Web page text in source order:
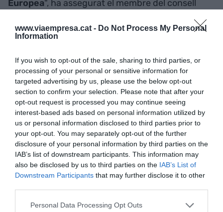
www.viaempresa.cat - Do Not Process My Personal
Information
If you wish to opt-out of the sale, sharing to third parties, or
processing of your personal or sensitive information for
targeted advertising by us, please use the below opt-out
section to confirm your selection. Please note that after your
opt-out request is processed you may continue seeing
interest-based ads based on personal information utilized by
us or personal information disclosed to third parties prior to
your opt-out. You may separately opt-out of the further
disclosure of your personal information by third parties on the
IAB’s list of downstream participants. This information may
also be disclosed by us to third parties on the IAB’s List of
Downstream Participants that may further disclose it to other
Personal Data Processing Opt Outs
Europea", ha assegurat el membre del consell
països i 334 milions de persones a la Unió Europea
que utilitzen l'euro.
AfegirVIA Empresacom a font preferida de
Google de forma gratuïta
Estigues informat amb les últimes notícies d'actualitat
ACTIVAR ARA